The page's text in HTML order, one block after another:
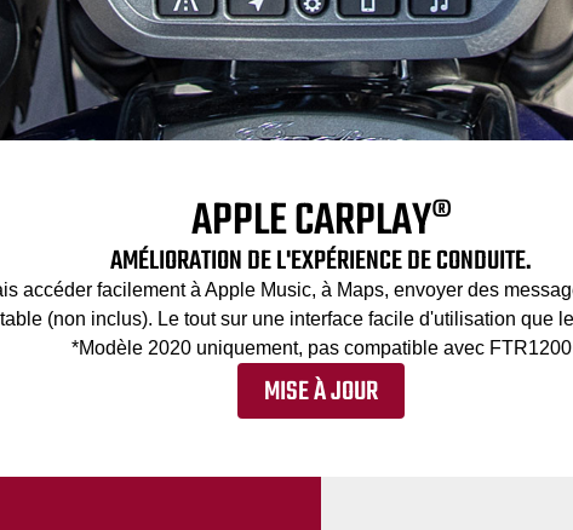
APPLE CARPLAY®
AMÉLIORATION DE L'EXPÉRIENCE DE CONDUITE.
accéder facilement à Apple Music, à Maps, envoyer des
(non inclus). Le tout sur une interface facile d'utilisation que
*Modèle 2020 uniquement, pas compatible avec FTR1200
MISE À JOUR